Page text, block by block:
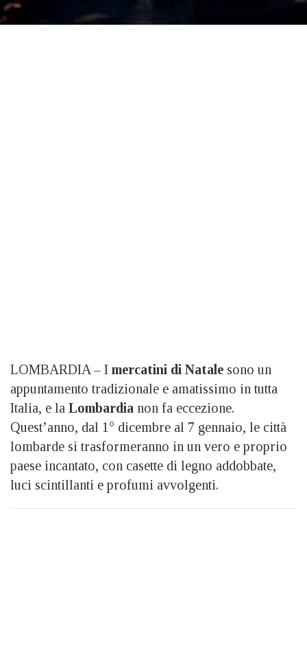
LOMBARDIA – I mercatini di Natale sono un
appuntamento tradizionale e amatissimo in tutta
Italia, e la Lombardia non fa eccezione.
Quest’anno, dal 1° dicembre al 7 gennaio, le città
lombarde si trasformeranno in un vero e proprio
paese incantato, con casette di legno addobbate,
luci scintillanti e profumi avvolgenti.